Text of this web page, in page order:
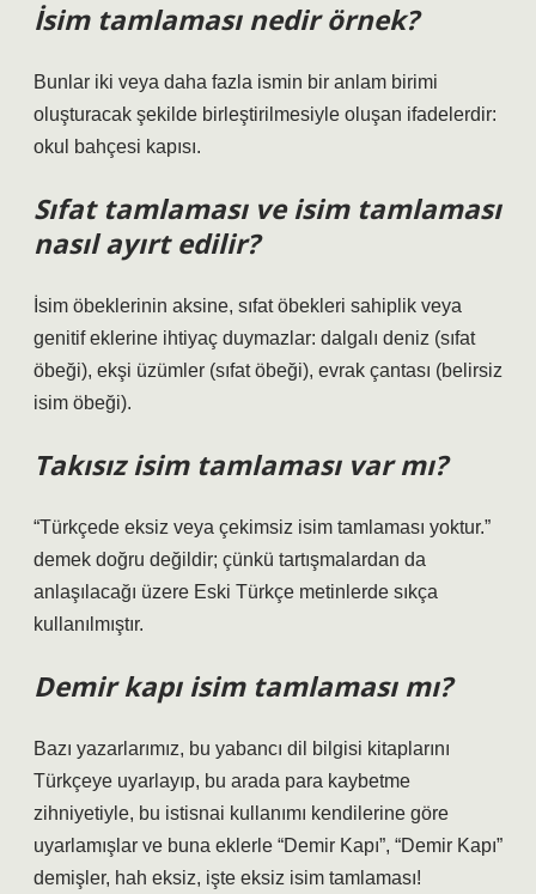
İsim tamlaması nedir örnek?
Bunlar iki veya daha fazla ismin bir anlam birimi
oluşturacak şekilde birleştirilmesiyle oluşan ifadelerdir:
okul bahçesi kapısı.
Sıfat tamlaması ve isim tamlaması
nasıl ayırt edilir?
İsim öbeklerinin aksine, sıfat öbekleri sahiplik veya
genitif eklerine ihtiyaç duymazlar: dalgalı deniz (sıfat
öbeği), ekşi üzümler (sıfat öbeği), evrak çantası (belirsiz
isim öbeği).
Takısız isim tamlaması var mı?
“Türkçede eksiz veya çekimsiz isim tamlaması yoktur.”
demek doğru değildir; çünkü tartışmalardan da
anlaşılacağı üzere Eski Türkçe metinlerde sıkça
kullanılmıştır.
Demir kapı isim tamlaması mı?
Bazı yazarlarımız, bu yabancı dil bilgisi kitaplarını
Türkçeye uyarlayıp, bu arada para kaybetme
zihniyetiyle, bu istisnai kullanımı kendilerine göre
uyarlamışlar ve buna eklerle “Demir Kapı”, “Demir Kapı”
demişler, hah eksiz, işte eksiz isim tamlaması!